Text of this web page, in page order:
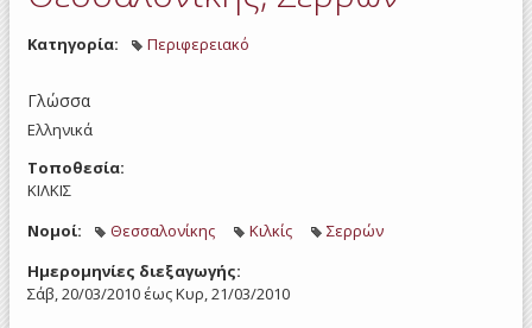
Κατηγορία: Περιφερειακό
Γλώσσα
Ελληνικά
Τοποθεσία:
ΚΙΛΚΙΣ
Νομοί:
Θεσσαλονίκης Κιλκίς
Σερρών
Ημερομηνίες διεξαγωγής:
Σάβ, 20/03/2010 έωςΚυρ, 21/03/2010